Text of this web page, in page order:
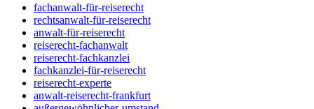
fachanwalt-für-reiserecht
rechtsanwalt-für-reiserecht
anwalt-für-reiserecht
reiserecht-fachanwalt
reiserecht-fachkanzlei
fachkanzlei-für-reiserecht
reiserecht-experte
anwalt-reiserecht-frankfurt